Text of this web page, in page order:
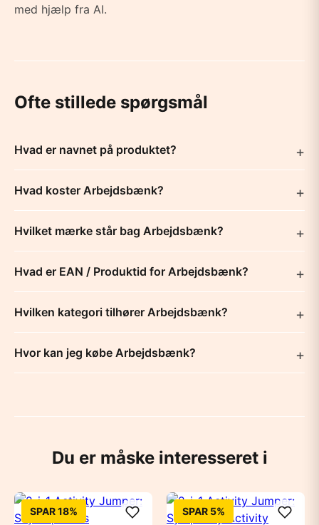
med hjælp fra AI.
Ofte stillede spørgsmål
Hvad er navnet på produktet?
Hvad koster Arbejdsbænk?
Hvilket mærke står bag Arbejdsbænk?
Hvad er EAN / Produktid for Arbejdsbænk?
Hvilken kategori tilhører Arbejdsbænk?
Hvor kan jeg købe Arbejdsbænk?
Du er måske interesseret i
SPAR 18% SPAR 5%